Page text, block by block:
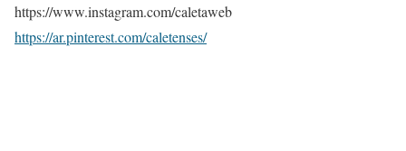
https://www.instagram.com/caletaweb
https://ar.pinterest.com/caletenses/